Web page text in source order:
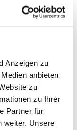
Anzeigen zu
anbieten
zu
zu Ihrer
Partner für
weiter. Unsere